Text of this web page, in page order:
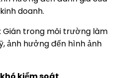
doanh.
: Gián trong môi trường làm
ảnh hưởng đến hình ảnh